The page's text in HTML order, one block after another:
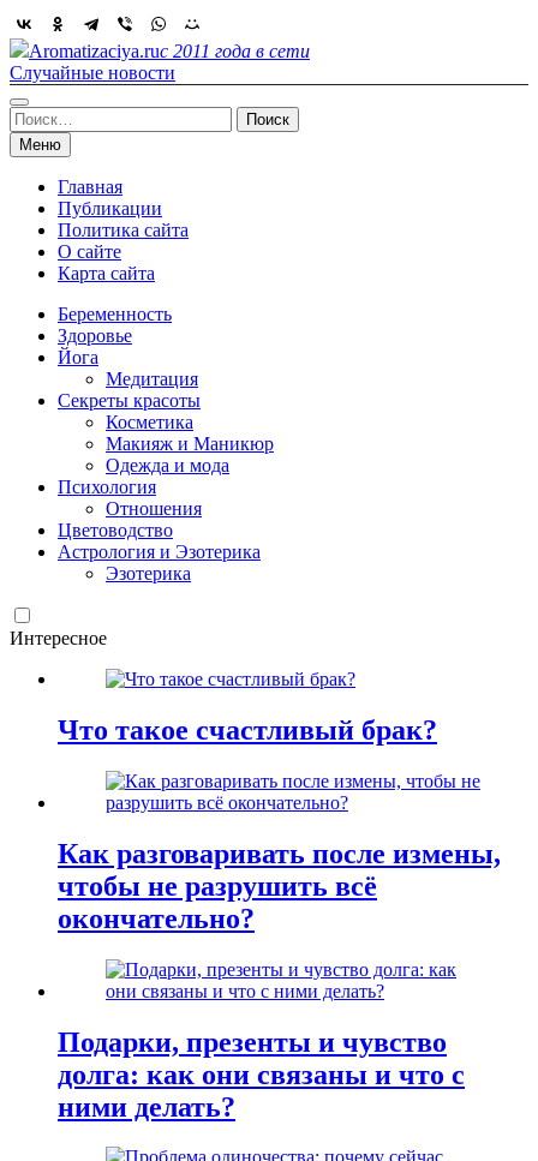
Skip
to
content
Aromatizaciya.ruс 2011 года в сети
Случайные новости
Найти:
Меню
Главная
Публикации
Политика сайта
О сайте
Карта сайта
Беременность
Здоровье
Йога
Медитация
Секреты красоты
Косметика
Макияж и Маникюр
Одежда и мода
Психология
Отношения
Цветоводство
Астрология и Эзотерика
Эзотерика
Интересное
Что такое счастливый брак?
Как разговаривать после измены,
чтобы не разрушить всё
окончательно?
Подарки, презенты и чувство
долга: как они связаны и что с
ними делать?